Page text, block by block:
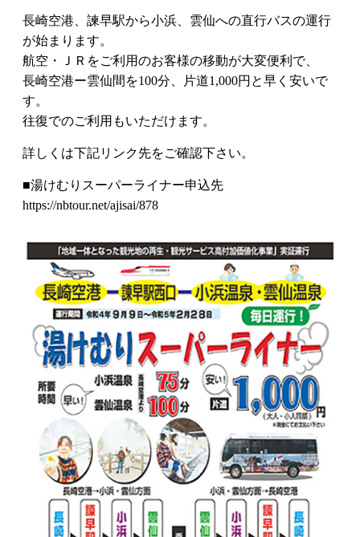
宿泊プラン一覧・ご予約
客室タイプから予約
空室状況
ご予約確認・キャンセル
お電話でのお問い合わせ
0957-73-2588
ENGLISH 簡体字
繁体字 한국어
長崎空港、諫早駅から小浜、雲仙への直行バスの運行
が始まります。
航空・ＪＲをご利用のお客様の移動が大変便利で、
長崎空港ー雲仙間を100分、片道1,000円と早く安いで
す。
往復でのご利用もいただけます。
詳しくは下記リンク先をご確認下さい。
■湯けむりスーパーライナー申込先
https://nbtour.net/ajisai/878